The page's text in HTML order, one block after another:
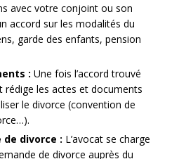
avec votre conjoint ou son
accord sur les modalités du
garde des enfants, pension
: Une fois l’accord trouvé
rédige les actes et documents
le divorce (convention de
de divorce : L’avocat se charge
de divorce auprès du